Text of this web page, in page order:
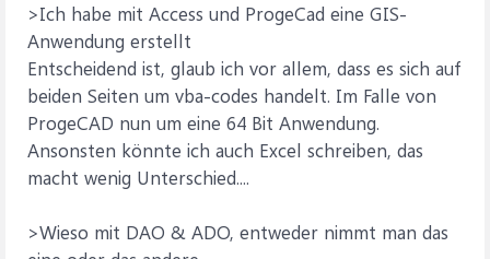
>Ich habe mit Access und ProgeCad eine GIS-
Anwendung erstellt
Entscheidend ist, glaub ich vor allem, dass es sich auf
beiden Seiten um vba-codes handelt. Im Falle von
ProgeCAD nun um eine 64 Bit Anwendung.
Ansonsten könnte ich auch Excel schreiben, das
macht wenig Unterschied....
>Wieso mit DAO & ADO, entweder nimmt man das